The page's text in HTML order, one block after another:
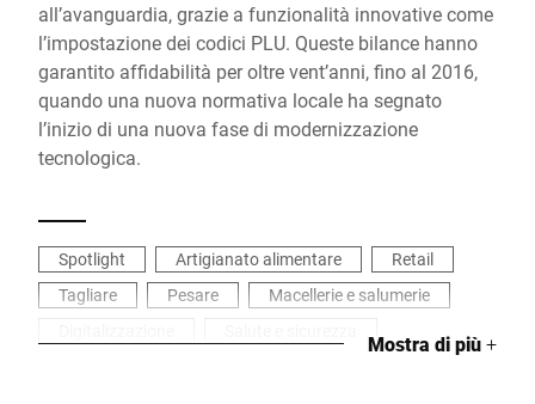
all’avanguardia, grazie a funzionalità innovative come
l’impostazione dei codici PLU. Queste bilance hanno
garantito affidabilità per oltre vent’anni, fino al 2016,
quando una nuova normativa locale ha segnato
l’inizio di una nuova fase di modernizzazione
tecnologica.
Spotlight Artigianato alimentare
Retail
Tagliare
Pesare
Macellerie e salumerie
Mostra di più+